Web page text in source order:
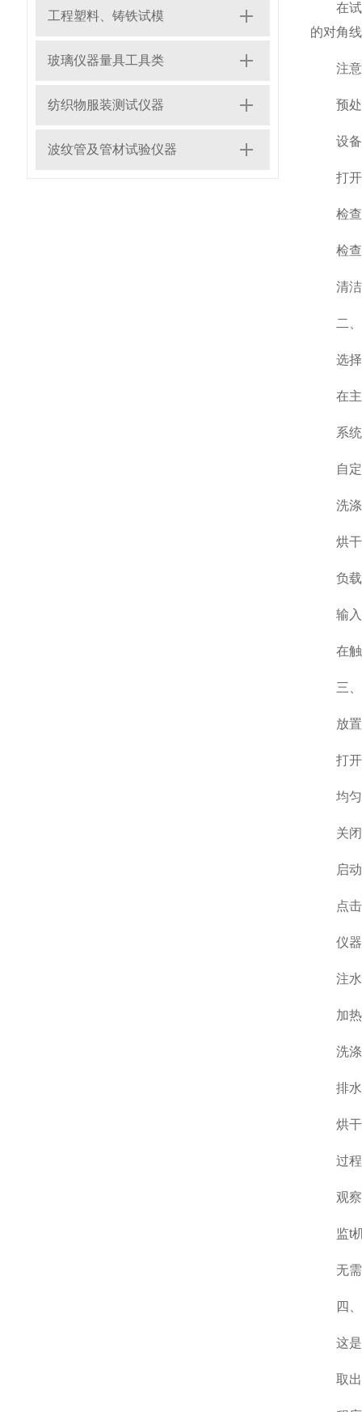
工程塑料、铸铁试模
玻璃仪器量具工具类
纺织物服装测试仪器
波纹管及管材试验仪器
在试样
的对角
注意：
预处理
设备
打开
检查
检查洗
清洁
二、
选择
在主菜
系统会
自定
洗涤条
烘干条
负载量
输入
在触摸
三、
放置
打开机
均匀分
关闭机
启动
点击“
仪器
注水
加热
洗涤：
排水/
烘干：
过程
观察屏
监t机
无需人
四、后
这是智
取出